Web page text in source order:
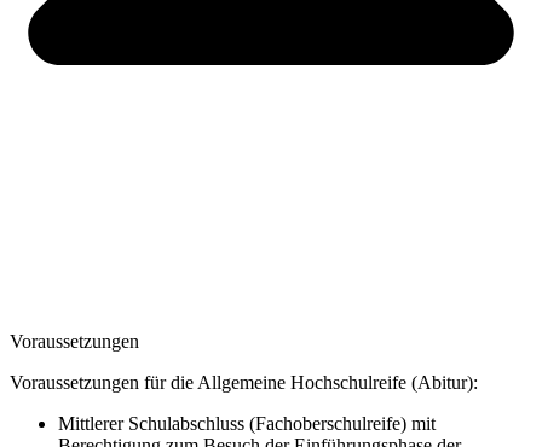
Voraussetzungen
Voraussetzungen für die Allgemeine Hochschulreife (Abitur):
Mittlerer Schulabschluss (Fachoberschulreife) mit